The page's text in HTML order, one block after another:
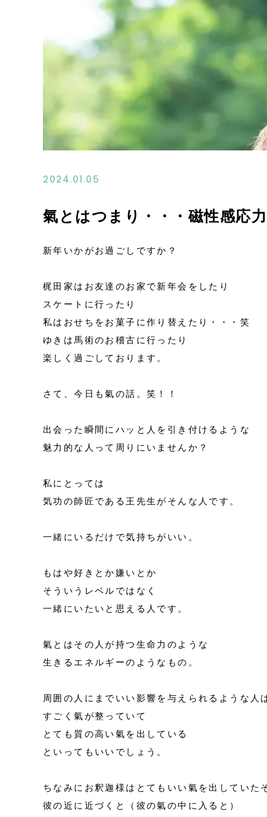
2024.01.05
氣とはつまり・・・磁性感応
新年いかがお過ごしですか？
梶田家はお友達のお家で新年会をしたり
スケートに行ったり
私はおせちをお菓子に作り替えたり・・・笑
ゆきは馬術のお稽古に行ったり
楽しく過ごしております。
さて、今日も氣の話。笑！！
出会った瞬間にハッと人を引き付けるような
魅力的な人って周りにいませんか？
私にとっては
気功の師匠である王先生がそんな人です。
一緒にいるだけで気持ちがいい。
もはや好きとか嫌いとか
そういうレベルではなく
一緒にいたいと思える人です。
氣とはその人が持つ生命力のような
生きるエネルギーのようなもの。
周囲の人にまでいい影響を与えられるような人
すごく氣が整っていて
とても質の高い氣を出している
といってもいいでしょう。
ちなみにお釈迦様はとてもいい氣を出していた
彼の近に近づくと（彼の氣の中に入ると）